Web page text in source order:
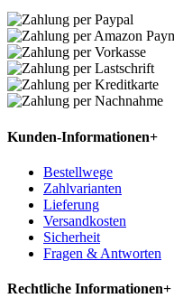
Kunden-Informationen+
Bestellwege
Zahlvarianten
Lieferung
Versandkosten
Sicherheit
Fragen & Antworten
Rechtliche Informationen+